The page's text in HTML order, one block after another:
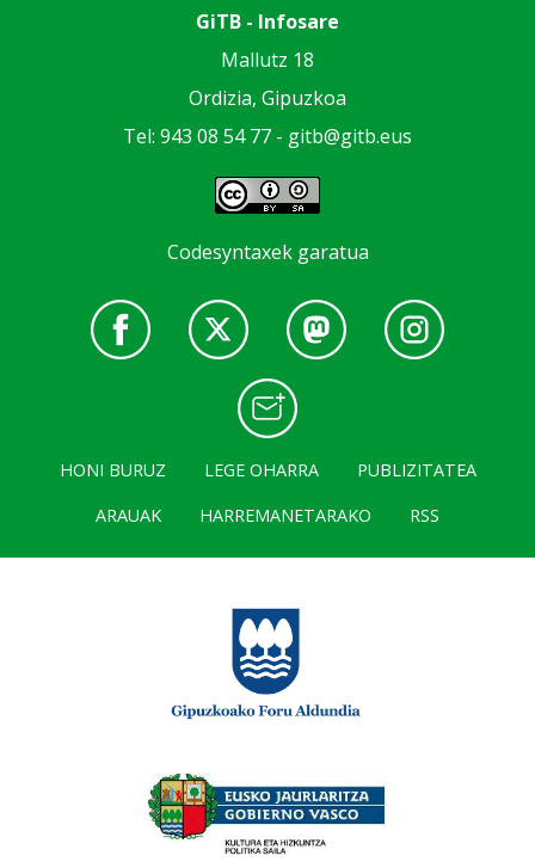
GiTB - Infosare
Mallutz 18
Ordizia, Gipuzkoa
Tel: 943 08 54 77 - gitb@gitb.eus
Codesyntaxek garatua
HONI BURUZ LEGE OHARRA
PUBLIZITATEA
ARAUAK
HARREMANETARAKO RSS